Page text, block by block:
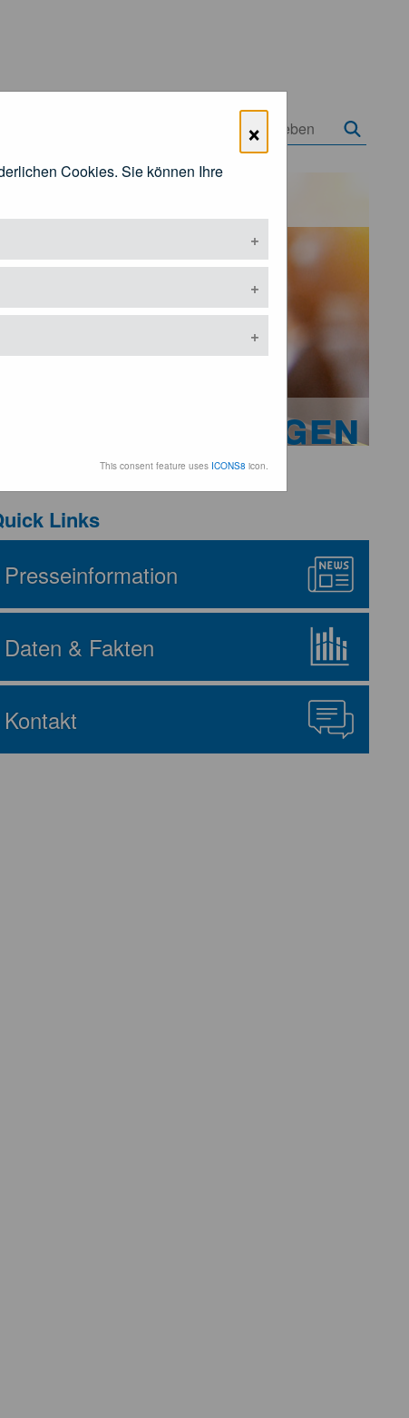
×
Cookies. Sie können Ihre
This consent feature uses ICONS8 icon.
Links
Presseinformation
Daten & Fakten
Kontakt